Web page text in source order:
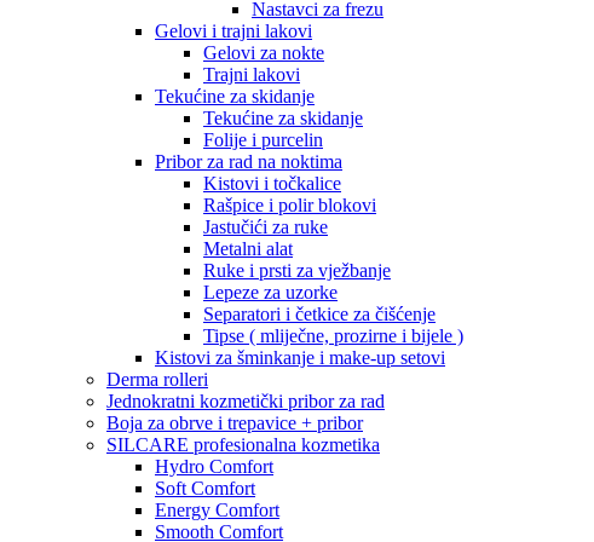
Nastavci za frezu
Gelovi i trajni lakovi
Gelovi za nokte
Trajni lakovi
Tekućine za skidanje
Tekućine za skidanje
Folije i purcelin
Pribor za rad na noktima
Kistovi i točkalice
Rašpice i polir blokovi
Jastučići za ruke
Metalni alat
Ruke i prsti za vježbanje
Lepeze za uzorke
Separatori i četkice za čišćenje
Tipse ( mliječne, prozirne i bijele )
Kistovi za šminkanje i make-up setovi
Derma rolleri
Jednokratni kozmetički pribor za rad
Boja za obrve i trepavice + pribor
SILCARE profesionalna kozmetika
Hydro Comfort
Soft Comfort
Energy Comfort
Smooth Comfort